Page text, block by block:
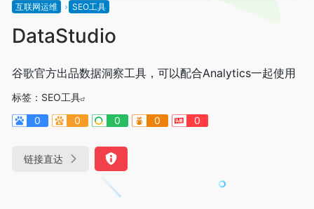
互联网运维 SEO工具
DataStudio
谷歌官方出品数据洞察工具，可以配合Analytics一起使用
标签： SEO工具
0
0 0 0 0
链接直达